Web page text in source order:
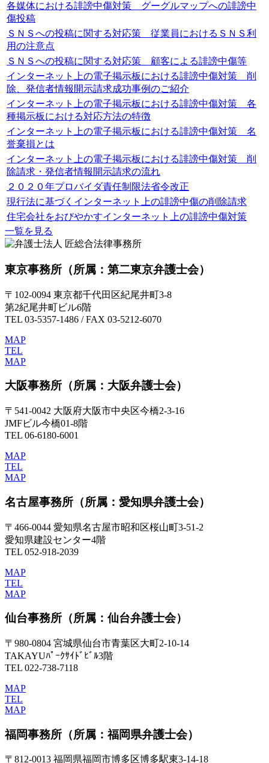
各媒体における誹謗中傷対策 グーグルマップへの誹謗中
傷投稿
ＳＮＳへの投稿に関する対応策 従業員におけるＳＮＳ利
用の注意点
ＳＮＳへの投稿に関する対応策 顧客による誹謗中傷等
インターネット上の電子掲示板における誹謗中傷対策 削
除、発信者情報開示請求成功事例のご紹介
インターネット上の電子掲示板における誹謗中傷対策 各
種掲示板における対応方法の特徴
インターネット上の電子掲示板における誹謗中傷対策 名
誉棄損とは
インターネット上の電子掲示板における誹謗中傷対策 削
除請求・発信者情報開示請求の流れ
２０２０年プロバイダ責任制限法省令改正
現行法に基づくインターネット上の誹謗中傷の削除請求
住宅会社をおびやかすインターネット上の誹謗中傷対策
一覧を見る
東京事務所 （所属：第二東京弁護士会）
〒102-0094 東京都千代田区紀尾井町3-8
第2紀尾井町ビル6階
TEL 03-5357-1486 / FAX 03-5212-6070
MAP
TEL
MAP
大阪事務所 （所属：大阪弁護士会）
〒541-0042 大阪府大阪市中央区今橋2-3-16
JMFビル今橋01-8階
TEL 06-6180-6001
MAP
TEL
MAP
名古屋事務所 （所属：愛知県弁護士会）
〒466-0044 愛知県名古屋市昭和区桜山町3-51-2
愛知県建設センター4階
TEL 052-918-2039
MAP
TEL
MAP
仙台事務所 （所属：仙台弁護士会）
〒980-0804 宮城県仙台市青葉区大町2-10-14
TAKAYUﾊﾟｰｸｻｲﾄﾞﾋﾞﾙ3階
TEL 022-738-7118
MAP
TEL
MAP
福岡事務所 （所属：福岡県弁護士会）
〒812-0013 福岡県福岡市博多区博多駅東3-14-18